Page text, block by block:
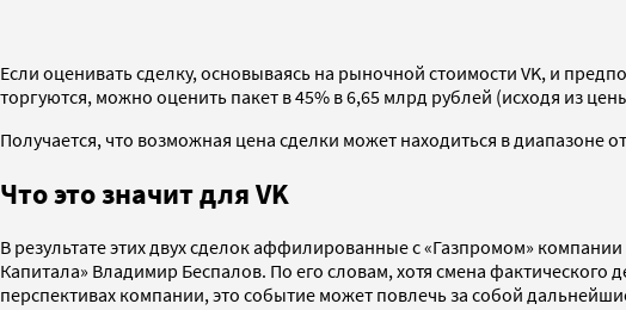
Если оценивать сделку, основываясь на рыночной стоимости VK, и
торгуются, можно оценить пакет в 45% в 6,65 млрд рублей (исходя из
Получается, что возможная цена сделки может находиться в диапазоне
Что это значит для VK
В результате этих двух сделок аффилированные с «Газпромом»
Капитала» Владимир Беспалов. По его словам, хотя смена
перспективах компании, это событие может повлечь за собой